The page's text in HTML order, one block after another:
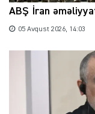
ABŞ İran
05 Avqust 2026, 14:03